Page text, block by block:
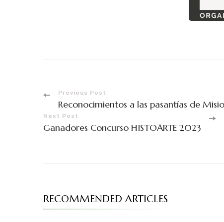
Previous Post
Reconocimientos a las pasantías de
Next Post
Ganadores Concurso HISTOARTE 2023
RECOMMENDED ARTICLES